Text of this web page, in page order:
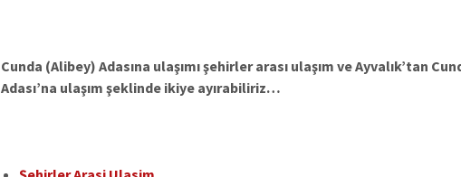
Cunda (Alibey) Adasına ulaşımı şehirler arası ulaşım ve Ayvalık’tan
Adası’na ulaşım şeklinde ikiye ayırabiliriz…